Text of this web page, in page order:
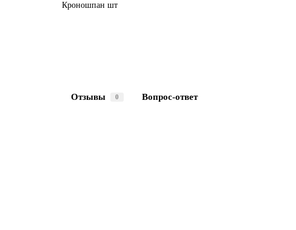
Отзывы 0 Вопрос-ответ